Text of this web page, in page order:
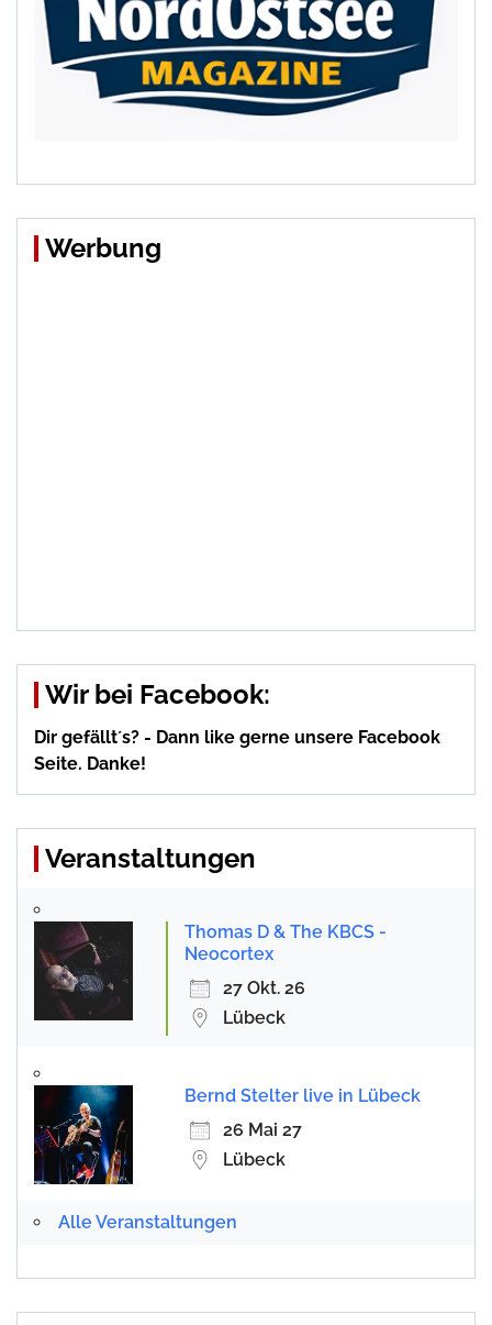
Werbung
Wir bei Facebook:
Dir gefällt´s? - Dann like gerne unsere Facebook
Seite. Danke!
Veranstaltungen
Thomas D & The KBCS -
Neocortex
27 Okt. 26
Lübeck
Bernd Stelter live in Lübeck
26 Mai 27
Lübeck
Alle Veranstaltungen